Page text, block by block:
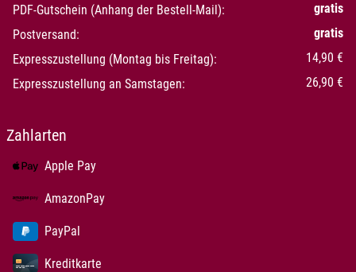
PDF-Gutschein (Anhang der Bestell-Mail):
gratis
Postversand:
gratis
Expresszustellung (Montag bis Freitag):
14,90 €
Expresszustellung an Samstagen:
26,90 €
Zahlarten
Apple Pay
AmazonPay
PayPal
Kreditkarte